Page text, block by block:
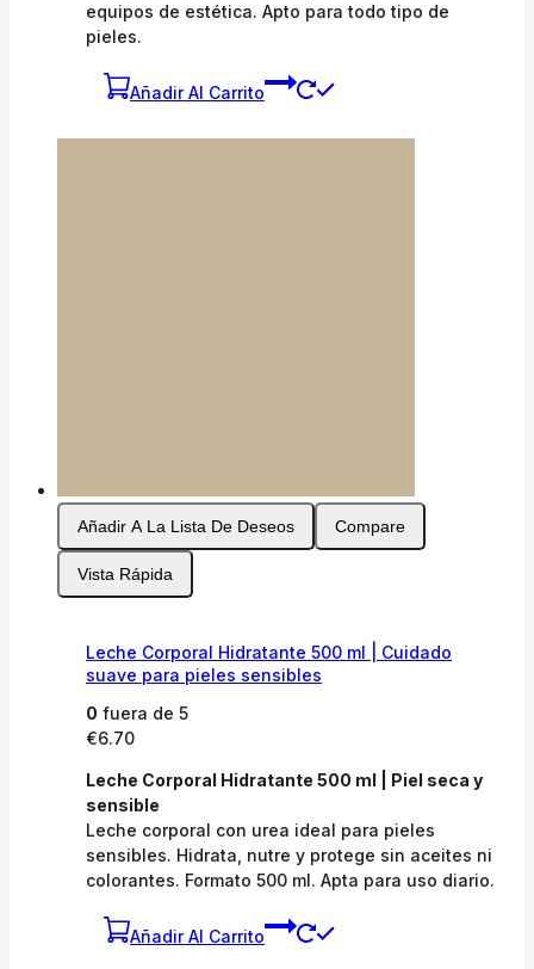
equipos de estética. Apto para todo tipo de
pieles.
Añadir Al Carrito
Añadir A La Lista De Deseos Compare
Vista Rápida
Leche Corporal Hidratante 500 ml | Cuidado
suave para pieles sensibles
0 fuera de 5
€6.70
Leche Corporal Hidratante 500 ml | Piel seca y
sensible
Leche corporal con urea ideal para pieles
sensibles. Hidrata, nutre y protege sin aceites ni
colorantes. Formato 500 ml. Apta para uso diario.
Añadir Al Carrito